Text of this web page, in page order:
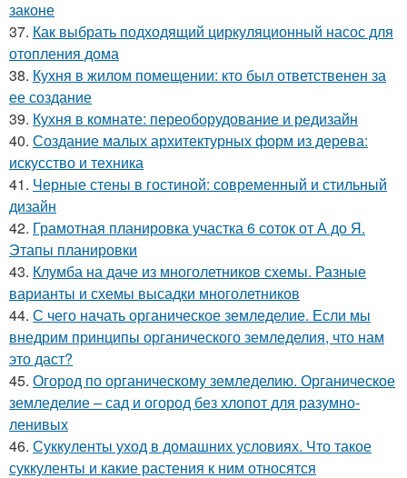
законе
37. Как выбрать подходящий циркуляционный насос для
отопления дома
38. Кухня в жилом помещении: кто был ответственен за
ее создание
39. Кухня в комнате: переоборудование и редизайн
40. Создание малых архитектурных форм из дерева:
искусство и техника
41. Черные стены в гостиной: современный и стильный
дизайн
42. Грамотная планировка участка 6 соток от А до Я.
Этапы планировки
43. Клумба на даче из многолетников схемы. Разные
варианты и схемы высадки многолетников
44. С чего начать органическое земледелие. Если мы
внедрим принципы органического земледелия, что нам
это даст?
45. Огород по органическому земледелию. Органическое
земледелие – сад и огород без хлопот для разумно-
ленивых
46. Суккуленты уход в домашних условиях. Что такое
суккуленты и какие растения к ним относятся